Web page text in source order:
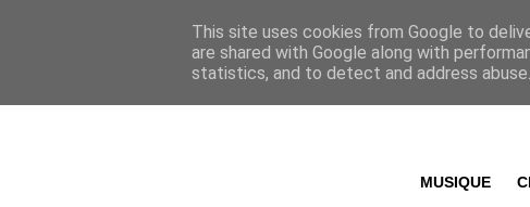
MUSIQUE
This site uses cookies from Google to
are shared with Google along with
statistics, and to detect and address abuse.